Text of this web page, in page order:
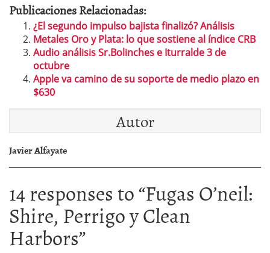
Publicaciones Relacionadas:
¿El segundo impulso bajista finalizó? Análisis
Metales Oro y Plata: lo que sostiene al índice CRB
Audio análisis Sr.Bolinches e Iturralde 3 de
octubre
Apple va camino de su soporte de medio plazo en
$630
Autor
Javier Alfayate
14 responses to “Fugas O’neil:
Shire, Perrigo y Clean
Harbors”